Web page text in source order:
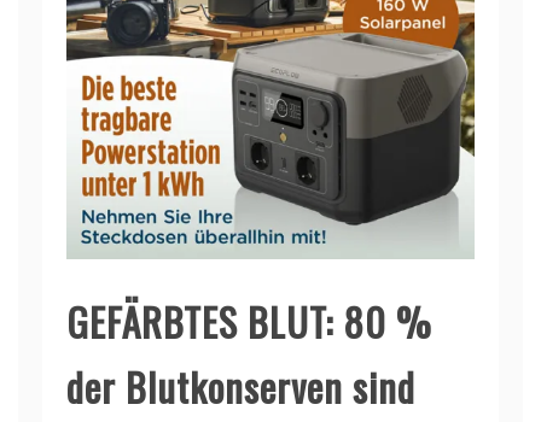
GEFÄRBTES BLUT: 80 %
der Blutkonserven sind